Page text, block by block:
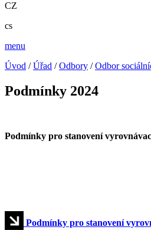
CZ
cs
menu
Úvod /Úřad /Odbory /Odbor
Podmínky 2024
Podmínky pro stanovení
Podmínky pro stanovení